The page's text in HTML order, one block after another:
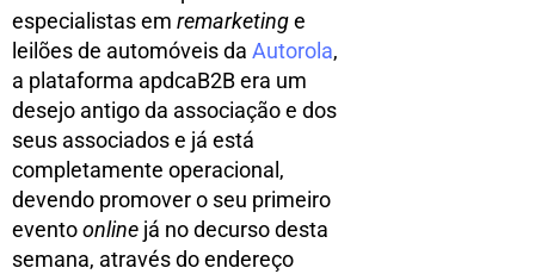
especialistas em remarketinge
leilões de automóveis da Autorola,
a plataforma apdcaB2B era um
desejo antigo da associação e dos
seus associados e já está
completamente operacional,
devendo promover o seu primeiro
eventoonline já no decurso desta
semana, através do endereço